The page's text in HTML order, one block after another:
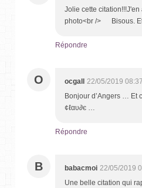
Jolie cette
photo<br /> Bisous.
Répondre
O ocgall 22/05/2019 08:37
Bonjour d’Angers … Et
¢ℓαυ∂є …
Répondre
B babacmoi 22/05/2019
Une belle citation qui